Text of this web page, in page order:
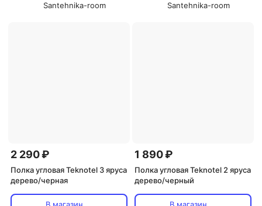
Santehnika-room
Santehnika-room
2 290 ₽
Полка угловая Teknotel 3 яруса
дерево/черная
1 890 ₽
Полка угловая Teknotel 2 яруса
дерево/черный